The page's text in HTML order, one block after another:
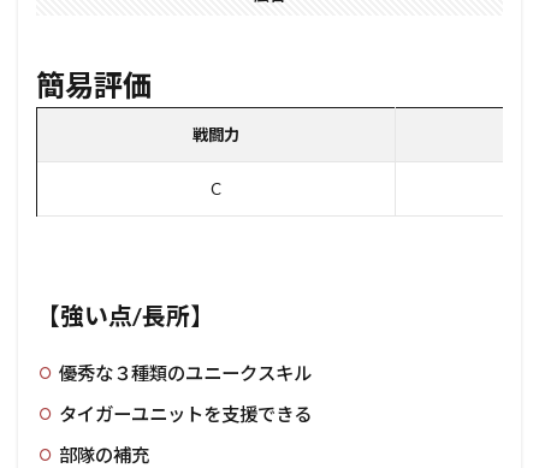
簡易評価
戦闘力
C
【強い点/長所】
優秀な３種類のユニークスキル
タイガーユニットを支援できる
部隊の補充